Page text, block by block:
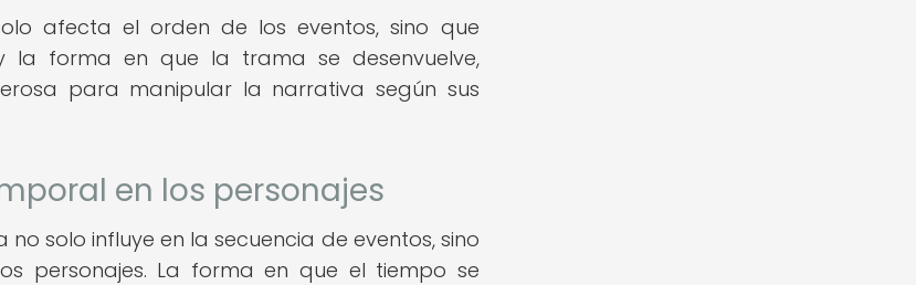
afecta el orden de los eventos, sino que
la forma en que la trama se desenvuelve,
para manipular la narrativa según sus
en los personajes
solo influye en la secuencia de eventos, sino
personajes. La forma en que el tiempo se